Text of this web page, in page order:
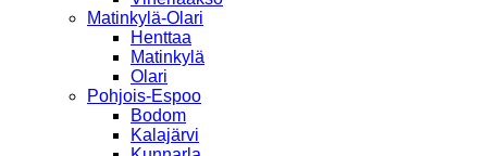
Matinkylä-Olari
Henttaa
Matinkylä
Olari
Pohjois-Espoo
Bodom
Kalajärvi